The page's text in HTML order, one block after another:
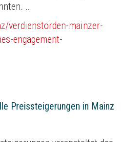
…
verdienstorden-mainzer-
engagement-
Preissteigerungen in Mainz